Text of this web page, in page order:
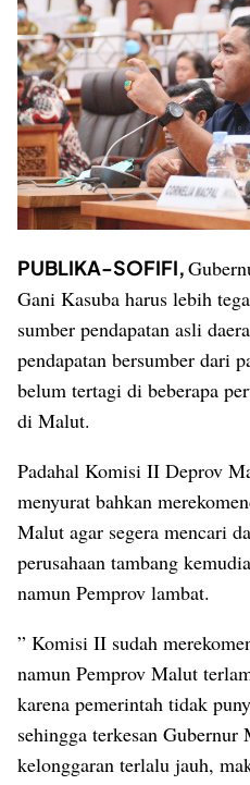
PUBLIKA-SOFIFI,
Gani Kasuba harus lebih
sumber pendapatan asli
pendapatan bersumber dari
belum tertagi di beberapa
di Malut.
Padahal Komisi II Deprov
menyurat bahkan
Malut agar segera mencari
perusahaan tambang
namun Pemprov lambat.
” Komisi II sudah
namun Pemprov Malut
karena pemerintah tidak
sehingga terkesan
kelonggaran terlalu jauh,